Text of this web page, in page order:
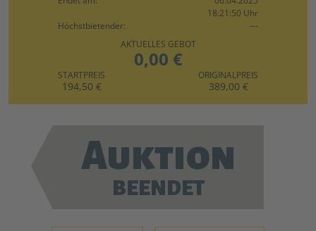
18:21:50 Uhr
Höchstbietender:
---
AKTUELLES GEBOT
0,00 €
STARTPREIS
194,50 €
ORIGINALPREIS
389,00 €
Auktion
BEENDET